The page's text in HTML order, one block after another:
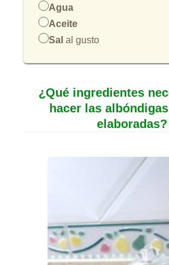
Agua
Aceite
Sal al gusto
¿Qué ingredientes
hacer las
elaboradas?